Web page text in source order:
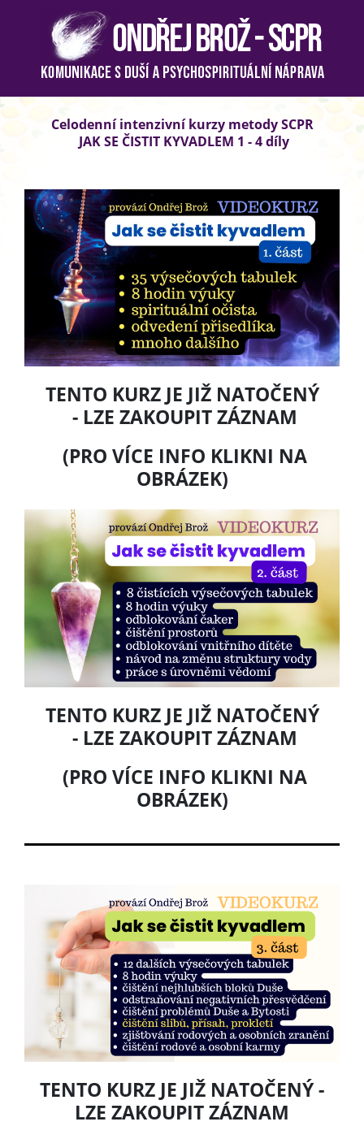
Celodenní intenzivní kurzy metody SCPR
JAK SE ČISTIT KYVADLEM 1 - 4 díly
TENTO KURZ JE JIŽ NATOČENÝ
- LZE ZAKOUPIT ZÁZNAM
(PRO VÍCE INFO KLIKNI NA
OBRÁZEK)
TENTO KURZ JE JIŽ NATOČENÝ
- LZE ZAKOUPIT ZÁZNAM
(PRO VÍCE INFO KLIKNI NA
OBRÁZEK)
TENTO KURZ JE JIŽ NATOČENÝ -
LZE ZAKOUPIT ZÁZNAM